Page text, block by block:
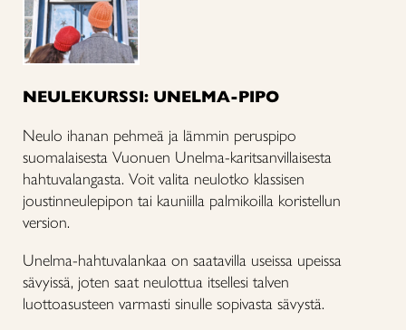
NEULEKURSSI: UNELMA-PIPO
Neulo ihanan pehmeä ja lämmin peruspipo
suomalaisesta Vuonuen Unelma-karitsanvillaisesta
hahtuvalangasta. Voit valita neulotko klassisen
joustinneulepipon tai kauniilla palmikoilla koristellun
version.
Unelma-hahtuvalankaa on saatavilla useissa upeissa
sävyissä, joten saat neulottua itsellesi talven
luottoasusteen varmasti sinulle sopivasta sävystä.